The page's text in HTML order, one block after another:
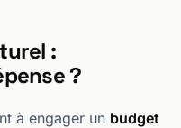
:
?
à engager un budget